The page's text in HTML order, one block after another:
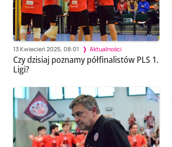
13 Kwiecień 2025, 08:01 Aktualności
Czy dzisiaj poznamy półfinalistów PLS 1.
Ligi?